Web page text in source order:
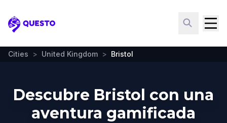
Questo
Cities > United Kingdom > Bristol
Descubre Bristol con una
aventura gamificada